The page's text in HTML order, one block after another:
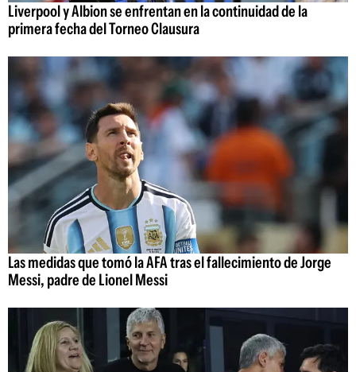
Liverpool y Albion se enfrentan en la continuidad de la
primera fecha del Torneo Clausura
Las medidas que tomó la AFA tras el fallecimiento de Jorge
Messi, padre de Lionel Messi